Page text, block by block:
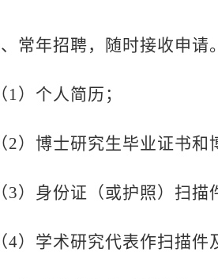
、常年招聘，随时接收申请
（ 1）个人简历；
（2）博士研究生毕业证书和
（3）身份证（或护照）扫描
（4）学术研究代表作扫描件